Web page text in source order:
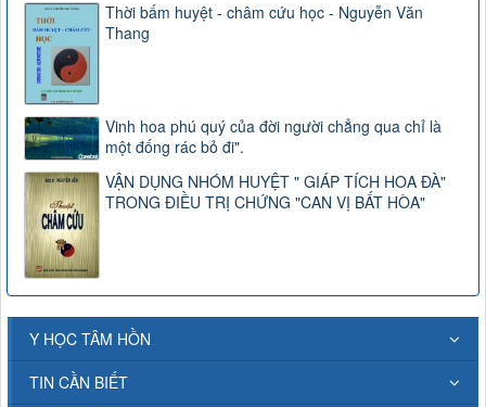
Thời bấm huyệt - châm cứu học - Nguyễn Văn
Thang
Vinh hoa phú quý của đời người chẳng qua chỉ là
một đống rác bỏ đi".
VẬN DỤNG NHÓM HUYỆT " GIÁP TÍCH HOA ĐÀ"
TRONG ĐIỀU TRỊ CHỨNG "CAN VỊ BẤT HÒA"
Y HỌC TÂM HỒN
TIN CẦN BIẾT